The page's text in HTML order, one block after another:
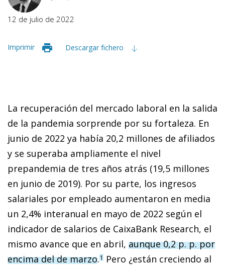
12 de julio de 2022
Imprimir Descargar fichero
La recuperación del mercado laboral en la salida
de la pandemia sorprende por su fortaleza. En
junio de 2022 ya había 20,2 millones de afiliados
y se superaba ampliamente el nivel
prepandemia de tres años atrás (19,5 millones
en junio de 2019). Por su parte, los ingresos
salariales por empleado aumentaron en media
un 2,4% interanual en mayo de 2022 según el
indicador de salarios de CaixaBank Research, el
mismo avance que en abril, aunque 0,2 p. p. por
encima del de marzo.1 Pero ¿están creciendo al